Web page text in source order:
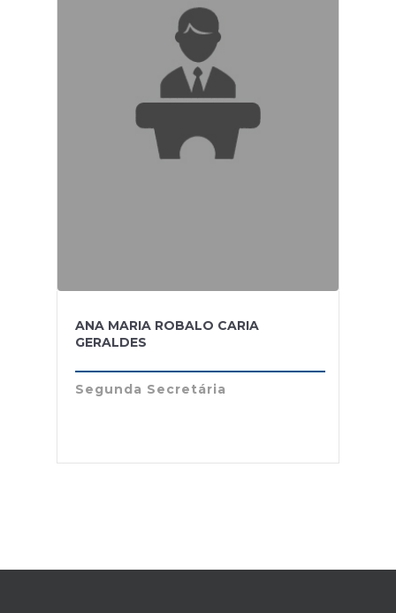
ANA MARIA ROBALO CARIA
GERALDES
Segunda Secretária